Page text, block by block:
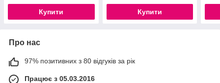
Купити Купити
Про нас
97% позитивних з 80 відгуків за рік
Працює з 05.03.2016